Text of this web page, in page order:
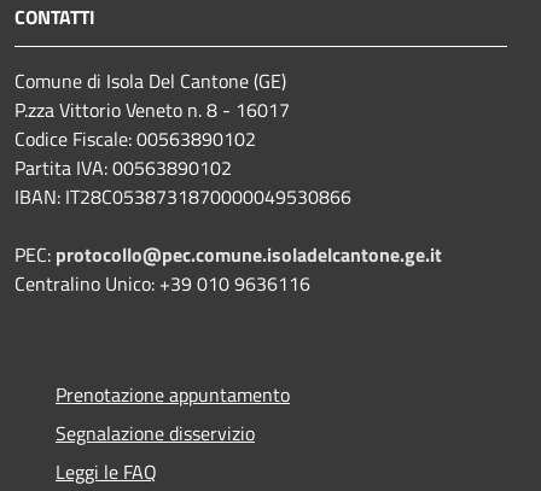
CONTATTI
Comune di Isola Del Cantone (GE)
P.zza Vittorio Veneto n. 8 - 16017
Codice Fiscale: 00563890102
Partita IVA: 00563890102
IBAN: IT28C0538731870000049530866
PEC: protocollo@pec.comune.isoladelcantone.ge.it
Centralino Unico: +39 010 9636116
Prenotazione appuntamento
Segnalazione disservizio
Leggi le FAQ